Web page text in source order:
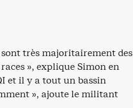
sont très majoritairement des
», explique Simon en
et il y a tout un bassin
», ajoute le militant